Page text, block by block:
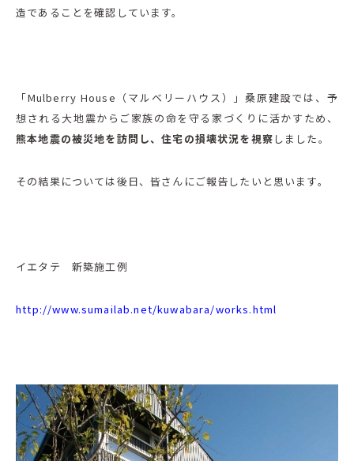
造であることを確認しています。
「Mulberry House（マルベリーハウス）」桑原建設では、予
想される大地震からご家族の命を守る家づくりに活かすため、
熊本地震の被災地を訪問し、住宅の損壊状況を視察 しました。
その結果については後日、皆さんにご報告したいと思います。
イエタテ 新築施工例
http://www.sumailab.net/kuwabara/works.html